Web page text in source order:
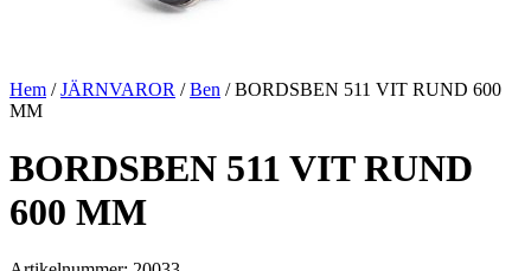
Hem /JÄRNVAROR /Ben / BORDSBEN 511 VIT RUND 600
MM
BORDSBEN 511 VIT RUND
600 MM